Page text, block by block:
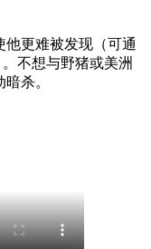
他更难被发现（可通
不想与野猪或美洲
杀。